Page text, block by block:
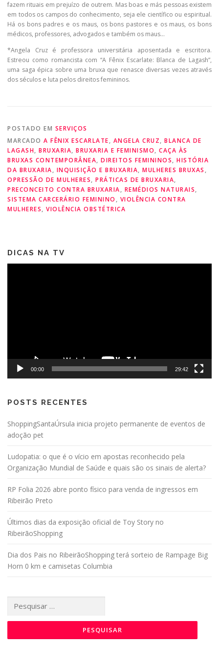
fazem rituais em prejuízo de outrem. Mas boas e más pessoas existem
em todos os campos do conhecimento, seja ele científico ou espiritual.
Há os bons padres e os maus, os bons pastores e os maus, os bons
médicos, professores, advogados e também os maus…
*Angela Cruz é professora universitária aposentada e escritora.
Estreou como romancista com “A Fênix Escarlate: Blanca de Lagash”,
uma saga épica sobre uma bruxa que renasce diversas vezes através
dos séculos e luta pelos direitos femininos.
POSTADO EM SERVIÇOS
MARCADO A FÊNIX ESCARLATE, ANGELA CRUZ, BLANCA DE
LAGASH, BRUXARIA, BRUXARIA E FEMINISMO, CAÇA ÀS
BRUXAS CONTEMPORÂNEA, DIREITOS FEMININOS, HISTÓRIA
DA BRUXARIA, INQUISIÇÃO E BRUXARIA, MULHERES BRUXAS ,
OPRESSÃO DE MULHERES, PRÁTICAS DE BRUXARIA,
PRECONCEITO CONTRA BRUXARIA, REMÉDIOS NATURAIS,
SISTEMA CARCERÁRIO FEMININO , VIOLÊNCIA CONTRA
MULHERES, VIOLÊNCIA OBSTÉTRICA
DICAS NA TV
00:00 29:42
POSTS RECENTES
ShoppingSantaÚrsula inicia projeto permanente de eventos de
adoção pet
Ludopatia: o que é o vício em apostas reconhecido pela
Organização Mundial de Saúde e quais são os sinais de alerta?
RP Folia 2026 abre ponto físico para venda de ingressos em
Ribeirão Preto
Últimos dias da exposição oficial de Toy Story no
RibeirãoShopping
Dia dos Pais no RibeirãoShopping terá sorteio de Rampage Big
Horn 0 km e camisetas Columbia
por: